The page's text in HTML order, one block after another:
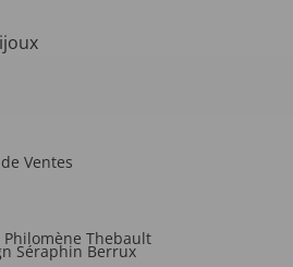
Ventes
Thebault
Séraphin Berrux